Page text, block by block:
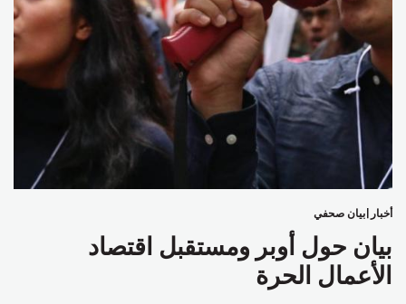
أخبار بيان صحفي
بيان حول أوبر ومستقبل اقتصاد
الأعمال الحرة